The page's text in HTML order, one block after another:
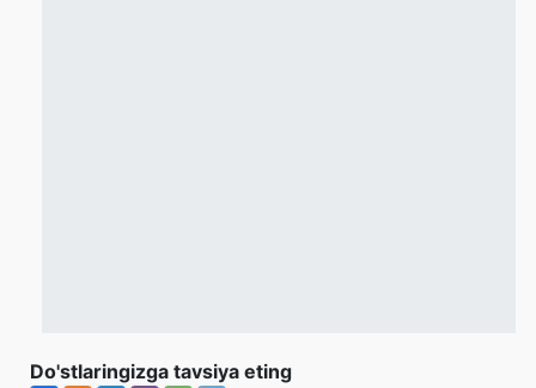
Do'stlaringizga tavsiya eting